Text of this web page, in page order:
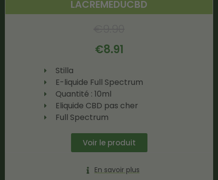
LACREMEDUCBD
€8.91
Stilla
E-liquide Full Spectrum
Quantité : 10ml
Eliquide CBD pas cher
Full Spectrum
Voir le produit
En savoir plus